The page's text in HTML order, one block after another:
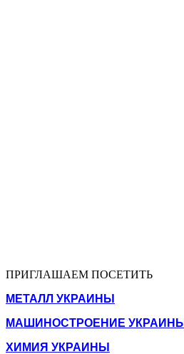
ПРИГЛАШАЕМ ПОСЕТИТЬ
МЕТАЛЛ УКРАИНЫ
МАШИНОСТРОЕНИЕ УКРАИНЫ
ХИМИЯ УКРАИНЫ